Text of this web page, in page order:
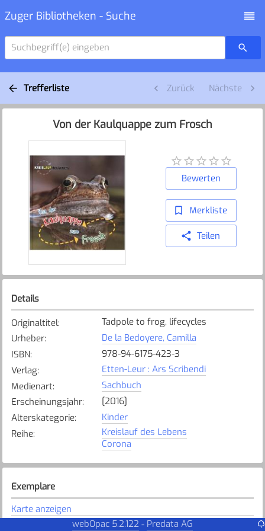
Zuger Bibliotheken - Suche
Suchbegriff(e) eingeben
Trefferliste Zurück Nächste
Von der Kaulquappe zum Frosch
Bewerten
Merkliste
Teilen
Details
Originaltitel:
Tadpole to frog, lifecycles
Urheber:
De la Bedoyere, Camilla
ISBN:
978-94-6175-423-3
Verlag:
Etten-Leur : Ars Scribendi
Medienart:
Sachbuch
Erscheinungsjahr:
[2016]
Alterskategorie:
Kinder
Reihe:
Kreislauf des Lebens
Corona
Exemplare
Karte anzeigen
DZ
webOpac 5.2.122 - Predata AG